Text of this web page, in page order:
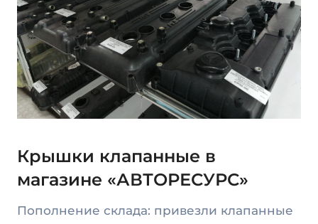
Крышки клапанные в
магазине «АВТОРЕСУРС»
Пополнение склада: привезли клапанные